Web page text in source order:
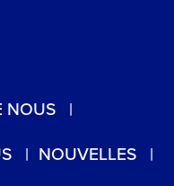
NOUS
NOUVELLES